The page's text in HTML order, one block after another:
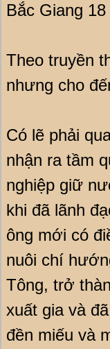
Bắc Giang 18
Theo truyền
nhưng cho
Có lẽ phải
nhận ra tầm
nghiệp giữ
khi đã lãnh
ông mới có
nuôi chí
Tông, trở
xuất gia và
đền miếu và